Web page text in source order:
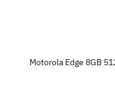
Motorola Edge 8GB